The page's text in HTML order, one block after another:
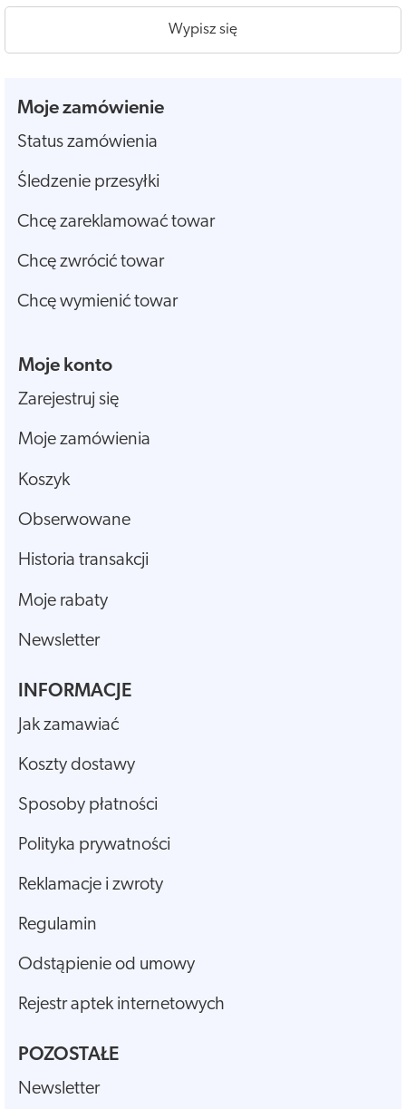
Wypisz się
Moje zamówienie
Status zamówienia
Śledzenie przesyłki
Chcę zareklamować towar
Chcę zwrócić towar
Chcę wymienić towar
Moje konto
Zarejestruj się
Moje zamówienia
Koszyk
Obserwowane
Historia transakcji
Moje rabaty
Newsletter
INFORMACJE
Jak zamawiać
Koszty dostawy
Sposoby płatności
Polityka prywatności
Reklamacje i zwroty
Regulamin
Odstąpienie od umowy
Rejestr aptek internetowych
POZOSTAŁE
Newsletter